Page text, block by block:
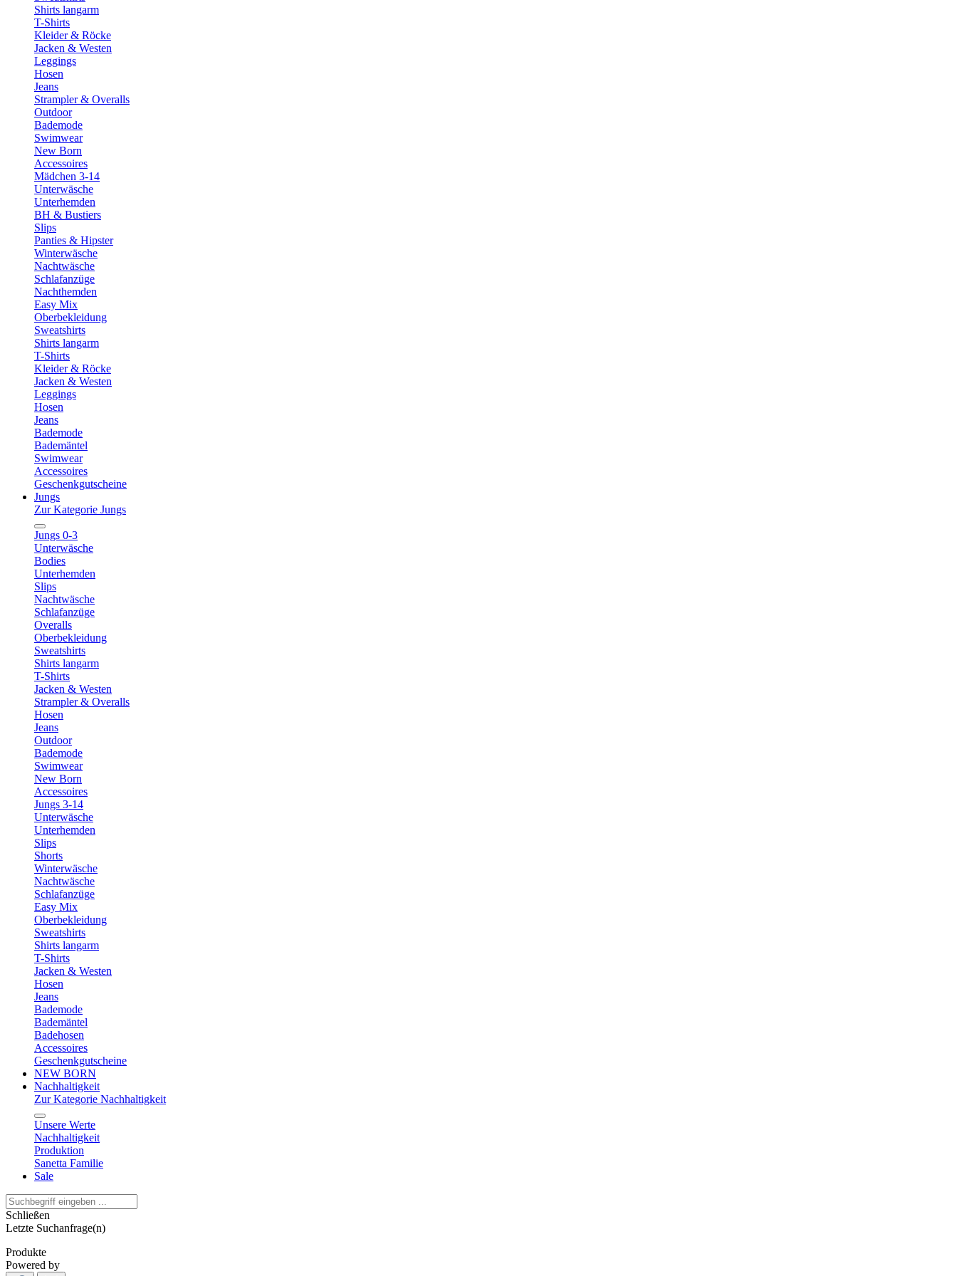
Shirts langarm
T-Shirts
Kleider & Röcke
Jacken & Westen
Leggings
Hosen
Jeans
Strampler & Overalls
Outdoor
Bademode
Swimwear
New Born
Accessoires
Mädchen 3-14
Unterwäsche
Unterhemden
BH & Bustiers
Slips
Panties & Hipster
Winterwäsche
Nachtwäsche
Schlafanzüge
Nachthemden
Easy Mix
Oberbekleidung
Sweatshirts
Shirts langarm
T-Shirts
Kleider & Röcke
Jacken & Westen
Leggings
Hosen
Jeans
Bademode
Bademäntel
Swimwear
Accessoires
Geschenkgutscheine
Jungs
Zur Kategorie Jungs
Jungs 0-3
Unterwäsche
Bodies
Unterhemden
Slips
Nachtwäsche
Schlafanzüge
Overalls
Oberbekleidung
Sweatshirts
Shirts langarm
T-Shirts
Jacken & Westen
Strampler & Overalls
Hosen
Jeans
Outdoor
Bademode
Swimwear
New Born
Accessoires
Jungs 3-14
Unterwäsche
Unterhemden
Slips
Shorts
Winterwäsche
Nachtwäsche
Schlafanzüge
Easy Mix
Oberbekleidung
Sweatshirts
Shirts langarm
T-Shirts
Jacken & Westen
Hosen
Jeans
Bademode
Bademäntel
Badehosen
Accessoires
Geschenkgutscheine
NEW BORN
Nachhaltigkeit
Zur Kategorie Nachhaltigkeit
Unsere Werte
Nachhaltigkeit
Produktion
Sanetta Familie
Sale
Schließen
Letzte Suchanfrage(n)
Produkte
Powered by